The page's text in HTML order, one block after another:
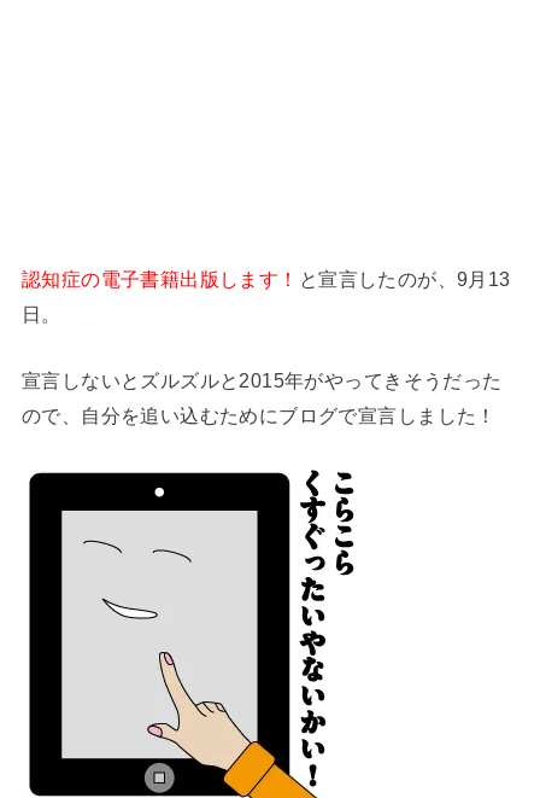
認知症の電子書籍出版します！ と宣言したのが、9月13
日。
宣言しないとズルズルと2015年がやってきそうだった
ので、自分を追い込むためにブログで宣言しました！